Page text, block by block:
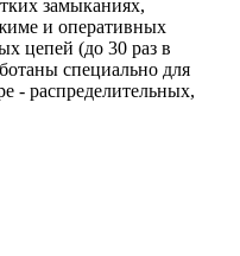
замыканиях,
и оперативных
цепей (до 30 раз в
специально для
- распределительных,